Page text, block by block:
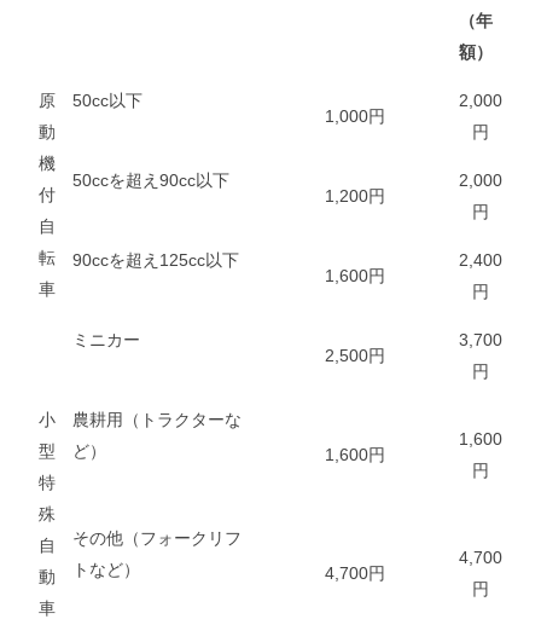
（年
額）
原
動
機
付
自
転
車
50cc以下
1,000円
2,000
円
50ccを超え90cc以下
1,200円
2,000
円
90ccを超え125cc以下
1,600円
2,400
円
ミニカー
2,500円
3,700
円
小
型
特
殊
自
動
車
農耕用（トラクターな
ど）
1,600円
1,600
円
その他（フォークリフ
トなど）
4,700円
4,700
円